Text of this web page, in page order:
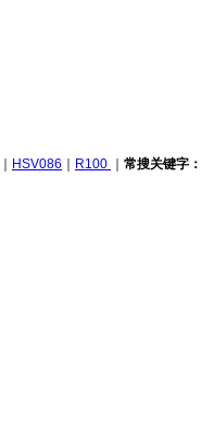
常搜关键字：
HSV086 R100